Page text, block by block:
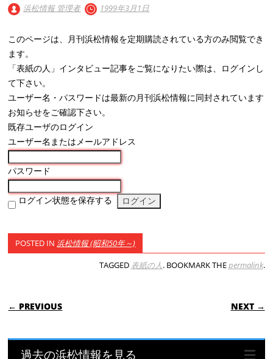
浜松情報 管理者 1999年3月1日
このページは、月刊浜松情報を定期購読されている方のみ閲覧でき
ます。
「表紙の人」インタビュー記事をご覧になりたい際は、ログインし
て下さい。
ユーザー名・パスワードは最新の月刊浜松情報に同封されています
お知らせをご確認下さい。
既存ユーザのログイン
ユーザー名またはメールアドレス
パスワード
ログイン状態を保存する
POSTED IN 浜松情報 (昭和50年～)
TAGGED 表紙の人. BOOKMARK THEpermalink.
POST NAVIGATION
← PREVIOUS NEXT →
過去の浜松情報を見る